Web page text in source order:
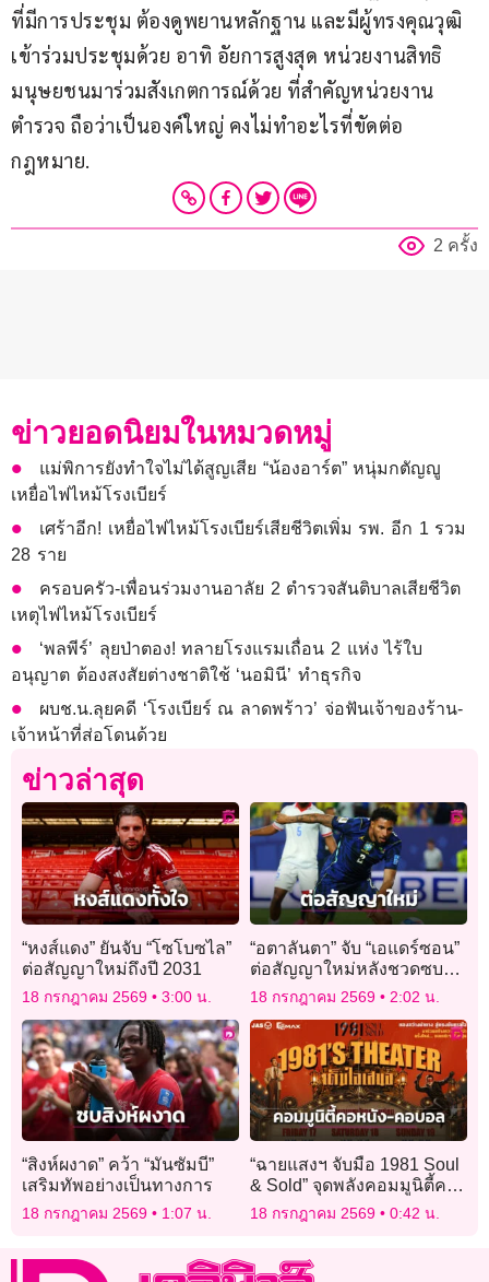
ที่มีการประชุม ต้องดูพยานหลักฐาน และมีผู้ทรงคุณวุฒิ
เข้าร่วมประชุมด้วย อาทิ อัยการสูงสุด หน่วยงานสิทธิ
มนุษยชนมาร่วมสังเกตการณ์ด้วย ที่สำคัญหน่วยงาน
ตำรวจ ถือว่าเป็นองค์ใหญ่ คงไม่ทำอะไรที่ขัดต่อ
กฎหมาย.
2 ครั้ง
ข่าวยอดนิยมในหมวดหมู่
แม่พิการยังทำใจไม่ได้สูญเสีย “น้องอาร์ต” หนุ่มกตัญญู
เหยื่อไฟไหม้โรงเบียร์
เศร้าอีก! เหยื่อไฟไหม้โรงเบียร์เสียชีวิตเพิ่ม รพ. อีก 1 รวม
28 ราย
ครอบครัว-เพื่อนร่วมงานอาลัย 2 ตำรวจสันติบาลเสียชีวิต
เหตุไฟไหม้โรงเบียร์
‘พลพีร์’ ลุยป่าตอง! ทลายโรงแรมเถื่อน 2 แห่ง ไร้ใบ
อนุญาต ต้องสงสัยต่างชาติใช้ ‘นอมินี’ ทำธุรกิจ
ผบช.น.ลุยคดี ‘โรงเบียร์ ณ ลาดพร้าว’ จ่อฟันเจ้าของร้าน-
เจ้าหน้าที่ส่อโดนด้วย
ข่าวล่าสุด
“หงส์แดง” ยันจับ “โซโบซไล”
ต่อสัญญาใหม่ถึงปี 2031
18 กรกฎาคม 2569 3:00 น.
“อตาลันตา” จับ “เอแดร์ซอน”
ต่อสัญญาใหม่หลังชวดซบผี
แดง
18 กรกฎาคม 2569 2:02 น.
“สิงห์ผงาด” คว้า “มันซัมบี”
เสริมทัพอย่างเป็นทางการ
18 กรกฎาคม 2569 1:07 น.
“ฉายแสงฯ จับมือ 1981 Soul
& Sold” จุดพลังคอมมูนิตี้คอ
หนัง-คอบอล
18 กรกฎาคม 2569 0:42 น.